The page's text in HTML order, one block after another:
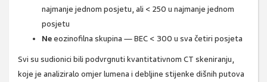
najmanje jednom posjetu, ali < 250 u najmanje jednom
posjetu
Neeozinofilna skupina — BEC < 300 u sva četiri posjeta
Svi su sudionici bili podvrgnuti kvantitativnom CT skeniranju,
koje je analiziralo omjer lumena i debljine stijenke dišnih putova